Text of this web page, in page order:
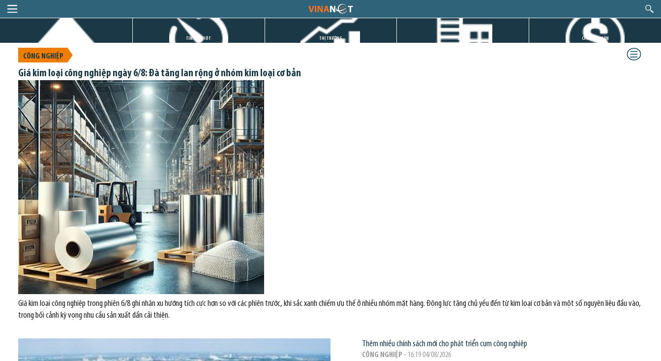
TIN GIỜ CHÓT THỊ TRƯỜNG DỰ ÁN CHỨNG KHOÁN
CÔNG NGHIỆP
Giá kim loại công nghiệp ngày 6/8: Đà tăng lan rộng ở nhóm kim loại cơ bản
Giá kim loại công nghiệp trong phiên 6/8 ghi nhận xu hướng tích cực hơn so với các phiên trước, khi sắc xanh chiếm ưu thế ở nhiều nhóm mặt hàng. Động lực tăng chủ yếu đến từ kim loại cơ bản và một số nguyên liệu đầu vào,
trong bối cảnh kỳ vọng nhu cầu sản xuất dần cải thiện.
Thêm nhiều chính sách mới cho phát triển cụm công nghiệp
CÔNG NGHIỆP - 16:19 04/08/2026